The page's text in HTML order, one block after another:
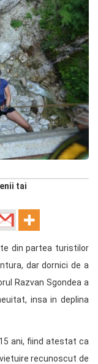
tai
din partea turistilor
dar dornici de a
Razvan Sgondea a
insa in deplina
ani, fiind atestat ca
recunoscut de